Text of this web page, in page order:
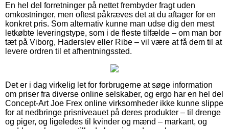
En hel del forretninger på nettet frembyder fragt uden
omkostninger, men oftest påkræves det at du aftager for en
konkret pris. Som alternativ kunne man udse dig den mest
letkøbte leveringstype, som i de fleste tilfælde – om man bor
tæt på Viborg, Haderslev eller Ribe – vil være at få dem til at
levere ordren til et afhentningssted.
Det er i dag virkelig let for forbrugerne at søge information
om priser fra diverse online selskaber, og ergo har en hel del
Concept-Art Joe Frex online virksomheder ikke kunne slippe
for at nedbringe prisniveauet på deres produkter – til drenge
og piger, og ligeledes til kvinder og mænd – markant, og